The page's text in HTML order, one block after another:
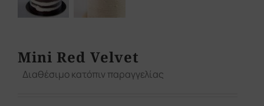
Mini Red Velvet
Διαθέσιμο κατόπιν παραγγελίας